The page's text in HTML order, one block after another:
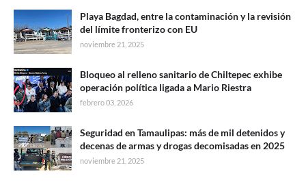
Playa Bagdad, entre la contaminación y la revisión
del límite fronterizo con EU
noviembre 21, 2025
Bloqueo al relleno sanitario de Chiltepec exhibe
operación política ligada a Mario Riestra
febrero 03, 2026
Seguridad en Tamaulipas: más de mil detenidos y
decenas de armas y drogas decomisadas en 2025
noviembre 21, 2025